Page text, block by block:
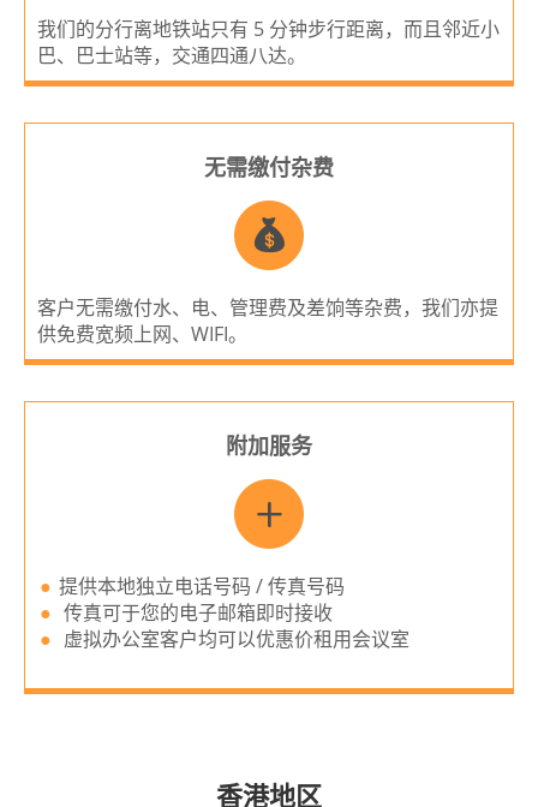
我们的分行离地铁站只有 5 分钟步行距离，而且邻近小
巴、巴士站等，交通四通八达。
无需缴付杂费
客户无需缴付水、电、管理费及差饷等杂费，我们亦提
供免费宽频上网、WIFI。
附加服务
提供本地独立电话号码 / 传真号码
传真可于您的电子邮箱即时接收
虚拟办公室客户均可以优惠价租用会议室
香港地区